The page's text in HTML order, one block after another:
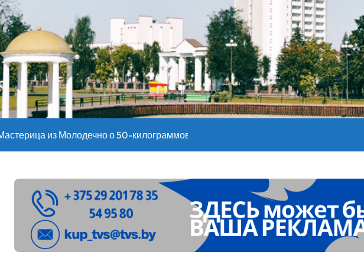
профилакториев. Лукашенко заслушал доклад главы Минсельхозпрода
из Молодечно о 50-килограммовом каравае для Дворца Независимости
детей с 1 сентября, рассказали в правительстве
– 05 08 2026
в Беларуси из-за жары